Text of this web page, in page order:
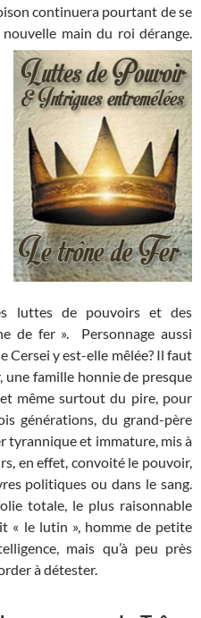
continuera pourtant de se
main du roi dérange.
luttes de pouvoirs et des
de fer ». Personnage aussi
Cersei y est-elle mêlée? Il faut
une famille honnie de presque
même surtout du pire, pour
générations, du grand-père
tyrannique et immature, mis à
en effet, convoité le pouvoir,
politiques ou dans le sang.
totale, le plus raisonnable
« le lutin », homme de petite
mais qu’à peu près
à détester.